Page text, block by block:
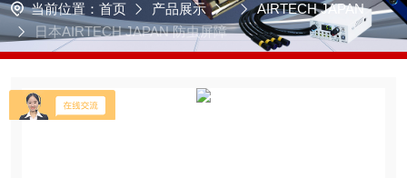
当前位置： 首页 产品展示
AIRTECH JAPAN
日本AIRTECH JAPAN 防虫屏障